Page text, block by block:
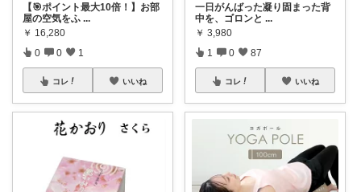
【🎯ポイント最大10倍！】お部
屋の空気をふ ...
￥ 16,280
0 0 1
コレ いいね
一日がんばった凝り固まった背
中を、ゴロンと ...
￥ 3,980
1 0 87
コレ いいね